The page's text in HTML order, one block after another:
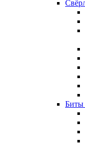
Биты